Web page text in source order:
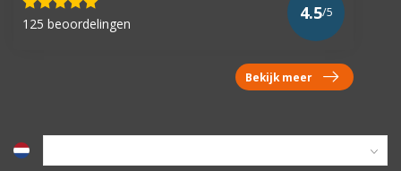
125 beoordelingen
4.5/5
Bekijk meer